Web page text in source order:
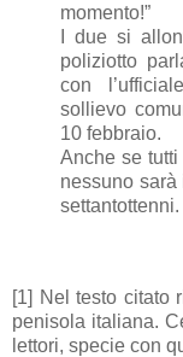
momento!”
I due si
poliziotto
con
sollievo
10 febbraio.
Anche se
nessuno
settantottenni.
[1] Nel testo citato
penisola italiana.
lettori, specie con